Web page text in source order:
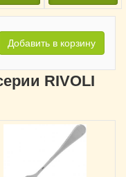
Добавить в корзину
RIVOLI